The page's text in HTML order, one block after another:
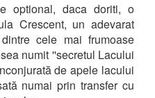
optional, daca doriti, o
Crescent, un adevarat
cele mai frumoase
numit ''secretul Lacului
de apele lacului
numai prin transfer cu